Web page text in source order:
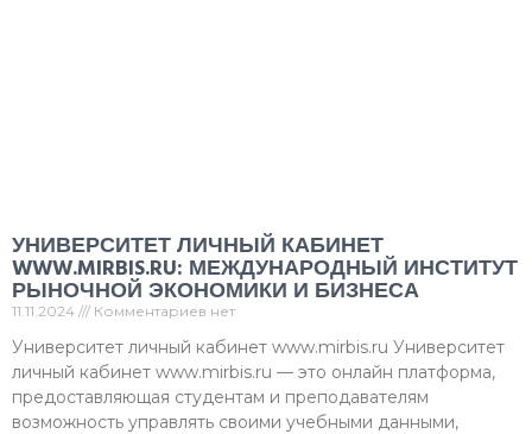
УНИВЕРСИТЕТ ЛИЧНЫЙ КАБИНЕТ
WWW.MIRBIS.RU: МЕЖДУНАРОДНЫЙ ИНСТИТУТ
РЫНОЧНОЙ ЭКОНОМИКИ И БИЗНЕСА
11.11.2024 Комментариев нет
Университет личный кабинет www.mirbis.ru Университет
личный кабинет www.mirbis.ru — это онлайн платформа,
предоставляющая студентам и преподавателям
возможность управлять своими учебными данными,